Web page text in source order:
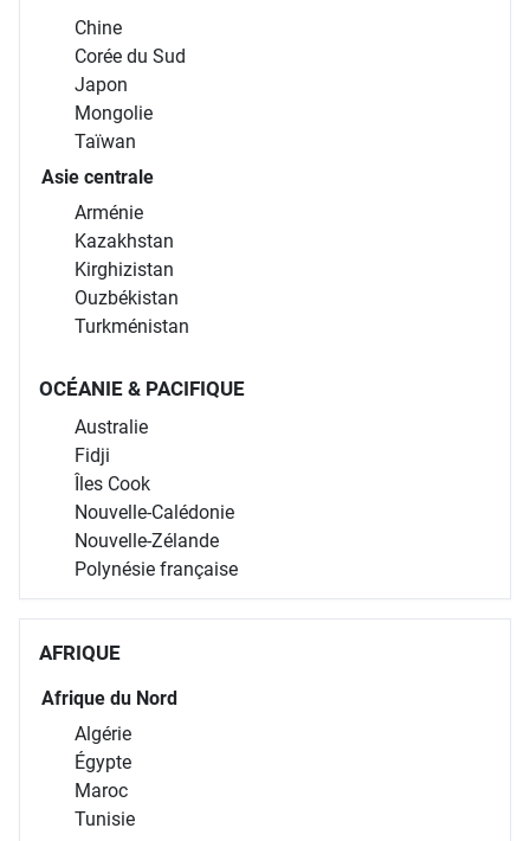
Chine
Corée du Sud
Japon
Mongolie
Taïwan
Asie centrale
Arménie
Kazakhstan
Kirghizistan
Ouzbékistan
Turkménistan
OCÉANIE & PACIFIQUE
Australie
Fidji
Îles Cook
Nouvelle-Calédonie
Nouvelle-Zélande
Polynésie française
AFRIQUE
Afrique du Nord
Algérie
Égypte
Maroc
Tunisie